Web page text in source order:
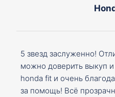
5 звезд заслуженно!
можно доверить выкуп и
honda fit и очень
за помощь! Всё